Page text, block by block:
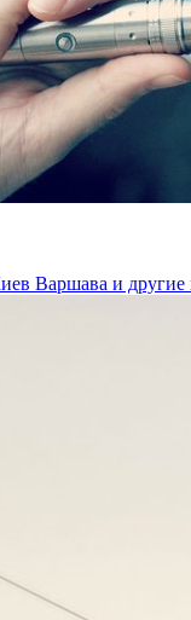
Варшава и